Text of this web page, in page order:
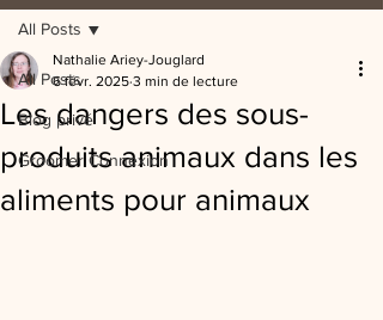
All Posts
Blog privé
Groomer Connexion
All Posts
Les dangers des sous-
produits animaux dans les
aliments pour animaux
Nathalie Ariey-Jouglard
6 févr. 2025 3 min de lecture